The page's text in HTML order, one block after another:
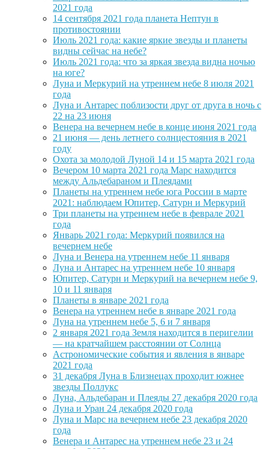
2021 года
14 сентября 2021 года планета Нептун в
противостоянии
Июль 2021 года: какие яркие звезды и планеты
видны сейчас на небе?
Июль 2021 года: что за яркая звезда видна ночью
на юге?
Луна и Меркурий на утреннем небе 8 июля 2021
года
Луна и Антарес поблизости друг от друга в ночь с
22 на 23 июня
Венера на вечернем небе в конце июня 2021 года
21 июня — день летнего солнцестояния в 2021
году
Охота за молодой Луной 14 и 15 марта 2021 года
Вечером 10 марта 2021 года Марс находится
между Альдебараном и Плеядами
Планеты на утреннем небе юга России в марте
2021: наблюдаем Юпитер, Сатурн и Меркурий
Три планеты на утреннем небе в феврале 2021
года
Январь 2021 года: Меркурий появился на
вечернем небе
Луна и Венера на утреннем небе 11 января
Луна и Антарес на утреннем небе 10 января
Юпитер, Сатурн и Меркурий на вечернем небе 9,
10 и 11 января
Планеты в январе 2021 года
Венера на утреннем небе в январе 2021 года
Луна на утреннем небе 5, 6 и 7 января
2 января 2021 года Земля находится в перигелии
— на кратчайшем расстоянии от Солнца
Астрономические события и явления в январе
2021 года
31 декабря Луна в Близнецах проходит южнее
звезды Поллукс
Луна, Альдебаран и Плеяды 27 декабря 2020 года
Луна и Уран 24 декабря 2020 года
Луна и Марс на вечернем небе 23 декабря 2020
года
Венера и Антарес на утреннем небе 23 и 24